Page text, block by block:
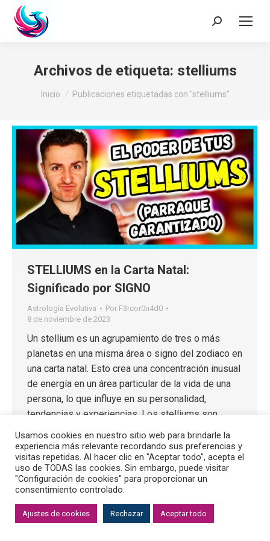
Buscar:
Archivos de etiqueta: stelliums
Estás aquí:
Inicio Publicaciones etiquetadas con "stelliums"
STELLIUMS en la Carta Natal:
Significado por SIGNO
Astrología Evolutiva Por F3rcor0n4d0
8 de noviembre de 2023
Un stellium es un agrupamiento de tres o más
planetas en una misma área o signo del zodiaco en
una carta natal. Esto crea una concentración inusual
de energía en un área particular de la vida de una
persona, lo que influye en su personalidad,
tendencias y experiencias. Los stelliums son
debido a la intensidad de la influencia planetaria en
ese sector de la vida del individuo.
© 2023 Fernando Ángel Coronado
política de privacidad·Aviso Legal·Cookies
Usamos cookies en nuestro sitio web para brindarle la
experiencia más relevante recordando sus preferencias y
visitas repetidas. Al hacer clic en "Aceptar todo", acepta el
uso de TODAS las cookies. Sin embargo, puede visitar
"Configuración de cookies" para proporcionar un
consentimiento controlado.
Ajustes de cookies Rechazar Aceptar todo